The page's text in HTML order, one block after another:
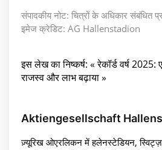
संपादकीय नोट: चित्रों के अधिकार संबंधित
इमेज क्रेडिट: AG Hallenstadion
इस लेख का निष्कर्ष: « रेकॉर्ड वर्ष
राजस्व और लाभ बढ़ाया »
Aktiengesellschaft
ज़्यूरिख ओएरलिकन में हलेनस्टेडियन,